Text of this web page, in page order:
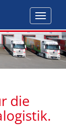
die